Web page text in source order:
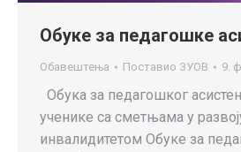
Обуке за педагошке
Обавештења Поставио ЗУОВ 9.
Oбукa за педагошког
ученике са сметњама у
инвалидитетом Обуке за